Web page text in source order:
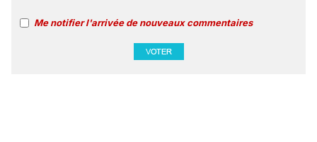
Me notifier l'arrivée de nouveaux commentaires